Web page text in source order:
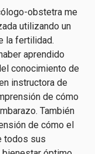
obstetra me
utilizando un
la fertilidad.
aprendido
conocimiento de
instructora de
de cómo
También
de cómo el
todos sus